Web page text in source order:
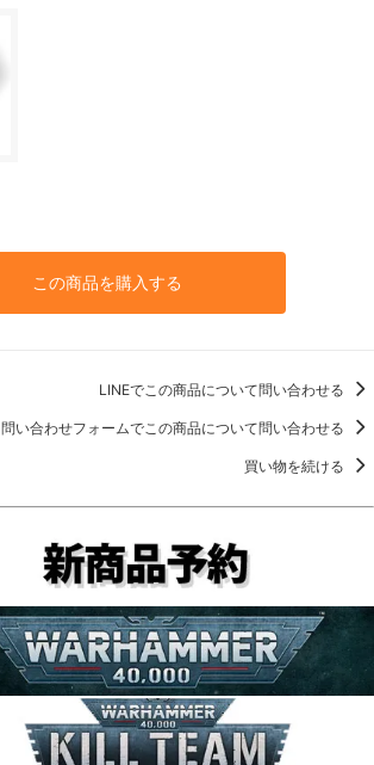
この商品を購入する
LINEでこの商品について問い合わせる
問い合わせフォームでこの商品について問い合わせる
買い物を続ける